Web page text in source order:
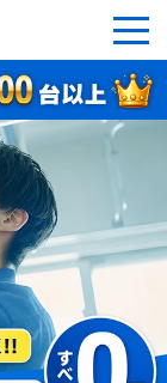
能なエアコン
収の流れ
運営会社